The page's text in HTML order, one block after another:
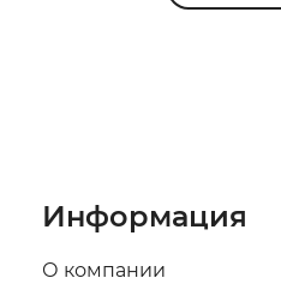
Информация
О компании